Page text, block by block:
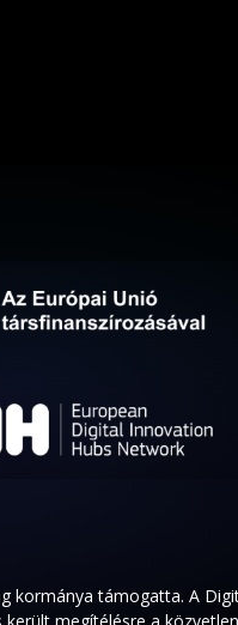
kormánya támogatta. A